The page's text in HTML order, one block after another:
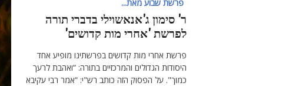
פרשת שבוע מאת...
ר' סימון ג'אנאשוילי בדברי תורה
לפרשת 'אחרי מות קדושים'
פרשת אחרי מות קדושים בפרשתינו מופיע אחד
היסודות הגדולים והמרכזיים בתורה: “ואהבת לרעך
כמוך". על הפסוק הזה כותב רש"י: “אמר רבי עקיבא